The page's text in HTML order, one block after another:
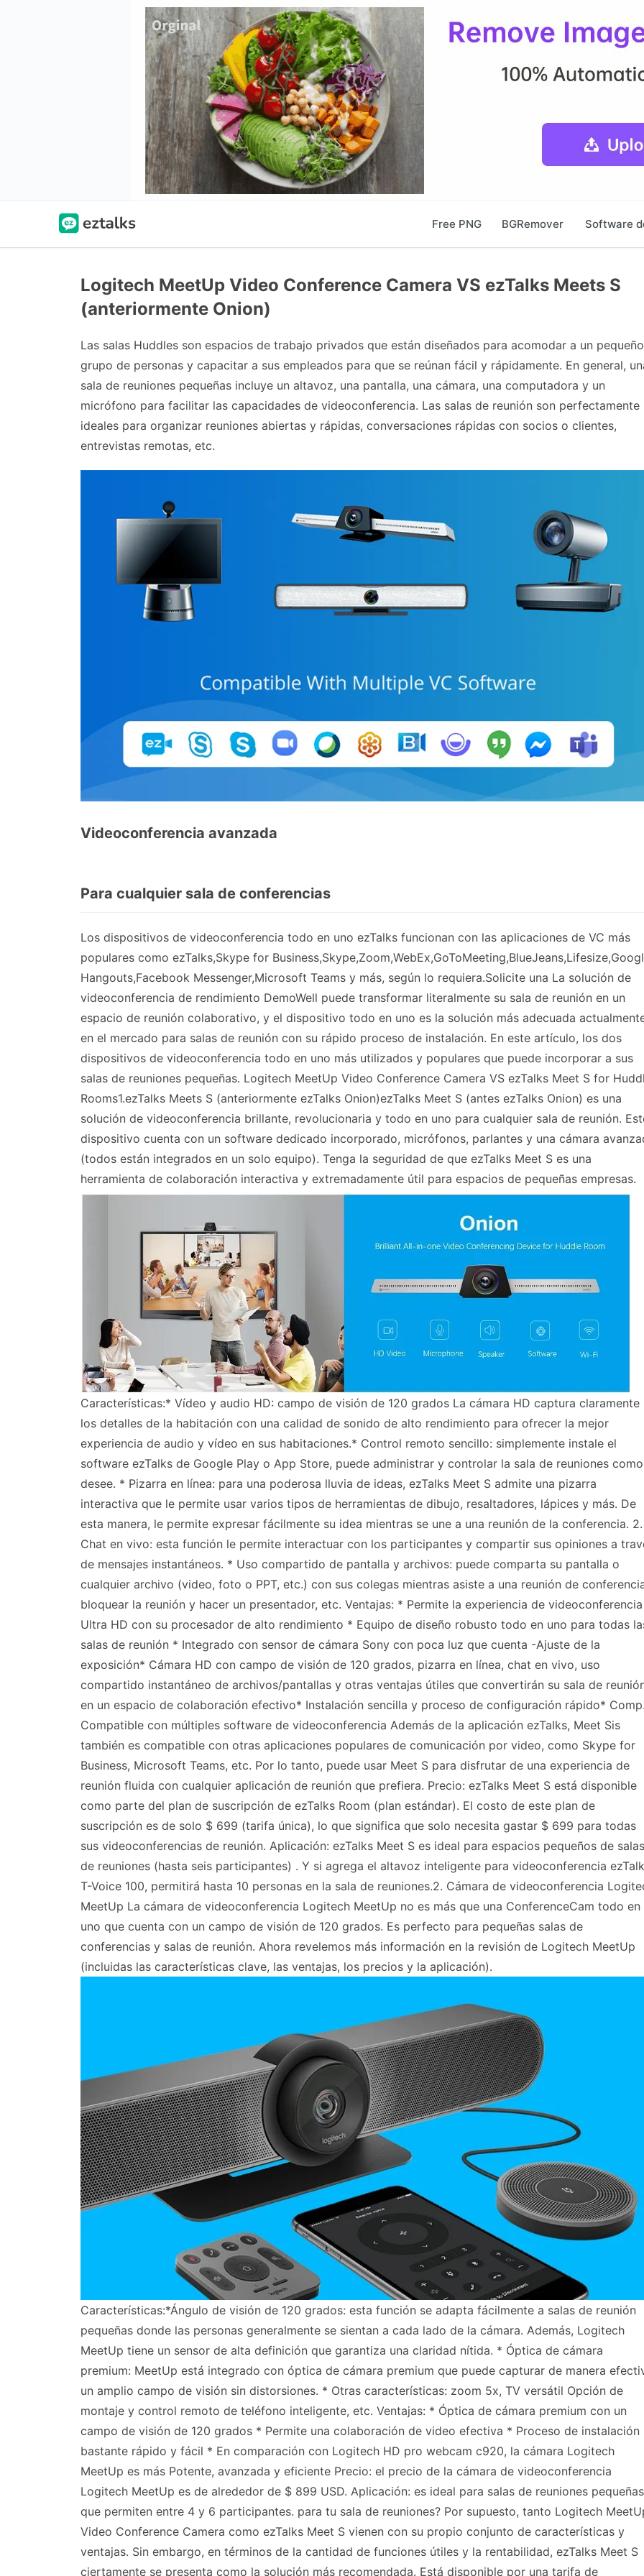
Free PNG BGRemover Software
Logitech MeetUp Video Conference Camera VS ezTalks Meets S
(anteriormente Onion)
Las salas Huddles son espacios de trabajo privados que están diseñados para acomodar a un pequeño
grupo de personas y capacitar a sus empleados para que se reúnan fácil y rápidamente. En general,
sala de reuniones pequeñas incluye un altavoz, una pantalla, una cámara, una computadora y un
micrófono para facilitar las capacidades de videoconferencia. Las salas de reunión son perfectamente
ideales para organizar reuniones abiertas y rápidas, conversaciones rápidas con socios o clientes,
entrevistas remotas, etc.
Videoconferencia avanzada
Para cualquier sala de conferencias
Los dispositivos de videoconferencia todo en uno ezTalks funcionan con las aplicaciones de VC más
populares como ezTalks,Skype for
Hangouts,Facebook Messenger,Microsoft Teams y más, según lo requiera.Solicite una La solución de
videoconferencia de rendimiento DemoWell puede transformar literalmente su sala de reunión en un
espacio de reunión colaborativo, y el dispositivo todo en uno es la solución más adecuada
en el mercado para salas de reunión con su rápido proceso de instalación. En este artículo, los dos
dispositivos de videoconferencia todo en uno más utilizados y populares que puede incorporar a sus
salas de reuniones pequeñas. Logitech MeetUp Video Conference Camera VS ezTalks Meet S for
Rooms1.ezTalks Meets S (anteriormente ezTalks Onion)ezTalks Meet S (antes ezTalks Onion) es una
solución de videoconferencia brillante, revolucionaria y todo en uno para cualquier sala de reunión.
dispositivo cuenta con un software dedicado incorporado, micrófonos, parlantes y una cámara
(todos están integrados en un solo equipo). Tenga la seguridad de que ezTalks Meet S es una
herramienta de colaboración interactiva y extremadamente útil para espacios de pequeñas empresas.
Características:* Vídeo y audio HD: campo de visión de 120 grados La cámara HD captura claramente
los detalles de la habitación con una calidad de sonido de alto rendimiento para ofrecer la mejor
experiencia de audio y vídeo en sus habitaciones.* Control remoto sencillo: simplemente instale el
software ezTalks de Google Play o App Store, puede administrar y controlar la sala de reuniones como
desee. * Pizarra en línea: para una poderosa lluvia de ideas, ezTalks Meet S admite una pizarra
interactiva que le permite usar varios tipos de herramientas de dibujo, resaltadores, lápices y más. De
esta manera, le permite expresar fácilmente su idea mientras se une a una reunión de la conferencia.
Chat en vivo: esta función le permite interactuar con los participantes y compartir sus opiniones a
de mensajes instantáneos. * Uso compartido de pantalla y archivos: puede comparta su pantalla o
cualquier archivo (video, foto o PPT, etc.) con sus colegas mientras asiste a una reunión de
bloquear la reunión y hacer un presentador, etc. Ventajas: * Permite la experiencia de videoconferencia
Ultra HD con su procesador de alto rendimiento * Equipo de diseño robusto todo en uno para todas
salas de reunión * Integrado con sensor de cámara Sony con poca luz que cuenta -Ajuste de la
exposición* Cámara HD con campo de visión de 120 grados, pizarra en línea, chat en vivo, uso
compartido instantáneo de archivos/pantallas y otras ventajas útiles que convertirán su sala de
en un espacio de colaboración efectivo* Instalación sencilla y proceso de configuración rápido*
Compatible con múltiples software de videoconferencia Además de la aplicación ezTalks, Meet Sis
también es compatible con otras aplicaciones populares de comunicación por video, como Skype for
Business, Microsoft Teams, etc. Por lo tanto, puede usar Meet S para disfrutar de una experiencia de
reunión fluida con cualquier aplicación de reunión que prefiera. Precio: ezTalks Meet S está disponible
como parte del plan de suscripción de ezTalks Room (plan estándar). El costo de este plan de
suscripción es de solo $ 699 (tarifa única), lo que significa que solo necesita gastar $ 699 para todas
sus videoconferencias de reunión. Aplicación: ezTalks Meet S es ideal para espacios pequeños de salas
de reuniones (hasta seis participantes) . Y si agrega el altavoz inteligente para videoconferencia
T-Voice 100, permitirá hasta 10 personas en la sala de reuniones.2. Cámara de videoconferencia
MeetUp La cámara de videoconferencia Logitech MeetUp no es más que una ConferenceCam todo en
uno que cuenta con un campo de visión de 120 grados. Es perfecto para pequeñas salas de
conferencias y salas de reunión. Ahora revelemos más información en la revisión de Logitech MeetUp
(incluidas las características clave, las ventajas, los precios y la aplicación).
Características:*Ángulo de visión de 120 grados: esta función se adapta fácilmente a salas de reunión
pequeñas donde las personas generalmente se sientan a cada lado de la cámara. Además, Logitech
MeetUp tiene un sensor de alta definición que garantiza una claridad nítida. * Óptica de cámara
premium: MeetUp está integrado con óptica de cámara premium que puede capturar de manera
un amplio campo de visión sin distorsiones. * Otras características: zoom 5x, TV versátil Opción de
montaje y control remoto de teléfono inteligente, etc. Ventajas: * Óptica de cámara premium con un
campo de visión de 120 grados * Permite una colaboración de video efectiva * Proceso de instalación
bastante rápido y fácil * En comparación con Logitech HD pro webcam c920, la cámara Logitech
MeetUp es más Potente, avanzada y eficiente Precio: el precio de la cámara de videoconferencia
Logitech MeetUp es de alrededor de $ 899 USD. Aplicación: es ideal para salas de reuniones pequeñas
que permiten entre 4 y 6 participantes. para tu sala de reuniones? Por supuesto, tanto Logitech
Video Conference Camera como ezTalks Meet S vienen con su propio conjunto de características y
ventajas. Sin embargo, en términos de la cantidad de funciones útiles y la rentabilidad, ezTalks Meet S
ciertamente se presenta como la solución más recomendada. Está disponible por una tarifa de